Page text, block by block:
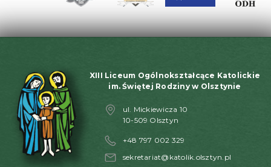
XIII Liceum Ogólnokształcące Katolickie
im. Świętej Rodziny w Olsztynie
ul. Mickiewicza 10
10-509 Olsztyn
+48 797 002 329
sekretariat@katolik.olsztyn.pl